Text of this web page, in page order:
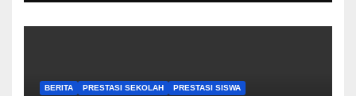
BERITA PRESTASI SEKOLAH PRESTASI SISWA